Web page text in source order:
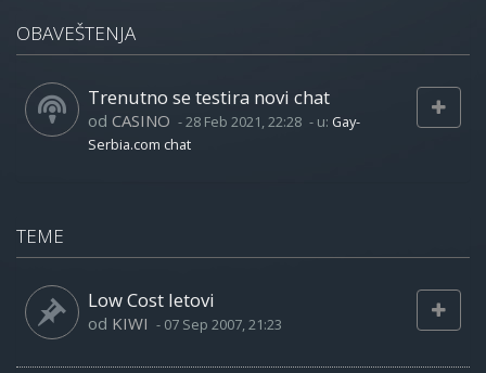
OBAVEŠTENJA
Trenutno se testira novi chat
od CASINO -28 Feb 2021, 22:28 - u: Gay-
Serbia.com chat
TEME
Low Cost letovi
od KIWI - 07 Sep 2007, 21:23